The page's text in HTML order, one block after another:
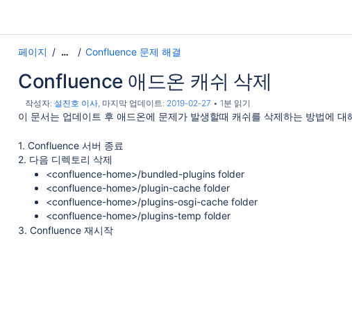
제한
한영 변환 안되는 문제
블 추가 시 400 페이지 발생
무한로딩 문제 해결
춤 및 응답 없음
페이지 … Confluence 문제 해결
Confluence 애드온 캐쉬 삭제
작성자: 설진호 이사, 마지막 업데이트: 2019-02-27 1분 읽기
이 문서는 업데이트 후 애드온에 문제가 발생할때 캐쉬를 삭제하는 방법에 대
1. Confluence 서버 종료
2. 다음 디렉토리 삭제
<confluence-home>/bundled-plugins folder
<confluence-home>/plugin-cache folder
<confluence-home>/plugins-osgi-cache folder
<confluence-home>/plugins-temp folder
3. Confluence 재시작